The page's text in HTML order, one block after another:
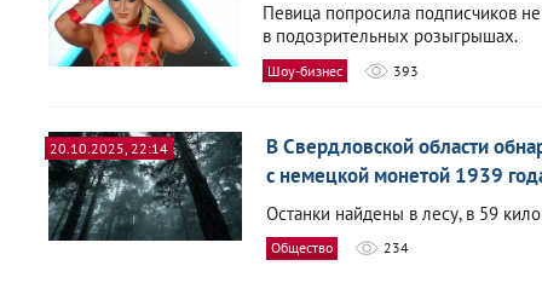
Певица попросила подписчиков
в подозрительных розыгрышах.
Шоу-бизнес 393
20.10.2025, 22:14
В Свердловской области
с немецкой монетой 1939
Останки найдены в лесу, в 59
Общество 234